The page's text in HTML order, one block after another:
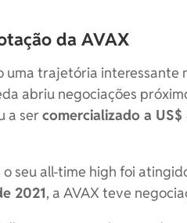
da AVAX
uma trajetória interessante
abriu negociações
a sercomercializado a
seu all-time high foi
2021, a AVAX teve